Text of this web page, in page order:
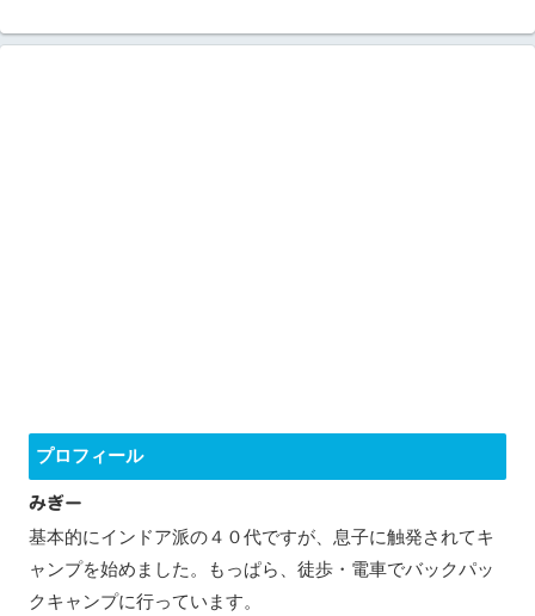
プロフィール
みぎー
基本的にインドア派の４０代ですが、息子に触発されてキ
ャンプを始めました。もっぱら、徒歩・電車でバックパッ
クキャンプに行っています。